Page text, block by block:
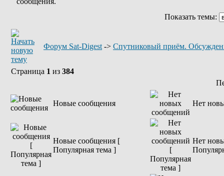
Показать темы:
Форум Sat-Digest -> Спутниковый приём.
Страница 1 из 384
Новые сообщения Нет
Новые сообщения [
Популярная тема ]
Нет